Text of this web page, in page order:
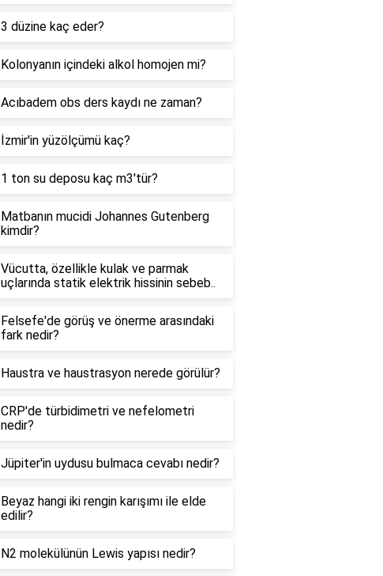
3 düzine kaç eder?
Kolonyanın içindeki alkol homojen mi?
Acıbadem obs ders kaydı ne zaman?
İzmir'in yüzölçümü kaç?
1 ton su deposu kaç m3'tür?
Matbanın mucidi Johannes Gutenberg
kimdir?
Vücutta, özellikle kulak ve parmak
uçlarında statik elektrik hissinin sebeb..
Felsefe'de görüş ve önerme arasındaki
fark nedir?
Haustra ve haustrasyon nerede görülür?
CRP'de türbidimetri ve nefelometri
nedir?
Jüpiter'in uydusu bulmaca cevabı nedir?
Beyaz hangi iki rengin karışımı ile elde
edilir?
N2 molekülünün Lewis yapısı nedir?